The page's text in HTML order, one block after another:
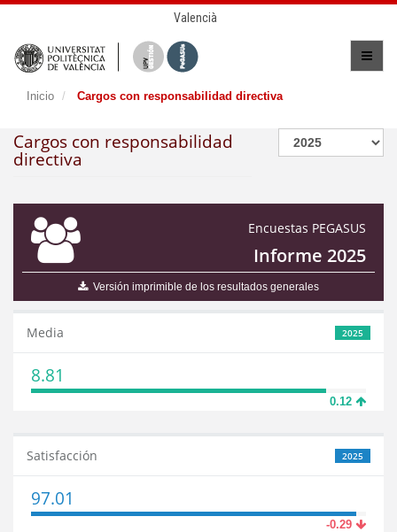
Valencià
Inicio Cargos con responsabilidad directiva
Cargos con responsabilidad
directiva
Encuestas PEGASUS
Informe 2025
Versión imprimible de los resultados generales
2025
Media
8.81
0.12
2025
Satisfacción
97.01
-0.29